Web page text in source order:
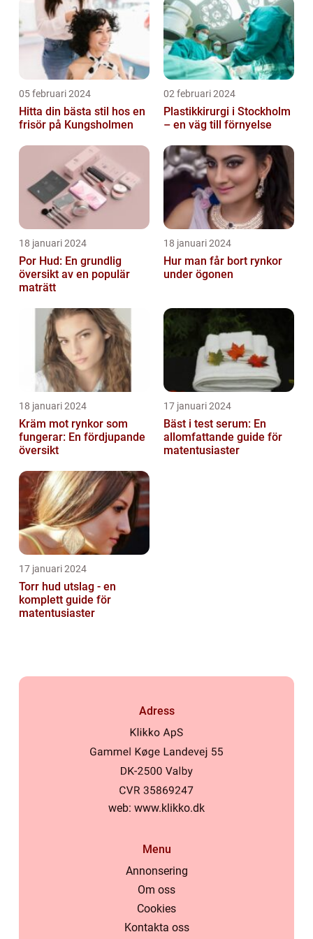
05 februari 2024
Hitta din bästa stil hos en
frisör på Kungsholmen
02 februari 2024
Plastikkirurgi i Stockholm
– en väg till förnyelse
18 januari 2024
Por Hud: En grundlig
översikt av en populär
maträtt
18 januari 2024
Hur man får bort rynkor
under ögonen
18 januari 2024
Kräm mot rynkor som
fungerar: En fördjupande
översikt
17 januari 2024
Bäst i test serum: En
allomfattande guide för
matentusiaster
17 januari 2024
Torr hud utslag - en
komplett guide för
matentusiaster
Adress
web: www.klikko.dk
Menu
Annonsering
Om oss
Cookies
Kontakta oss